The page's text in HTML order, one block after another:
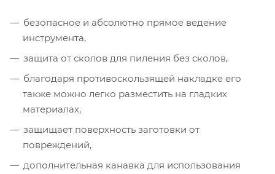
безопасное и абсолютно прямое ведение
инструмента,
защита от сколов для пиления без сколов,
благодаря противоскользящей накладке его
также можно легко разместить на гладких
материалах,
защищает поверхность заготовки от
повреждений,
дополнительная канавка для использования